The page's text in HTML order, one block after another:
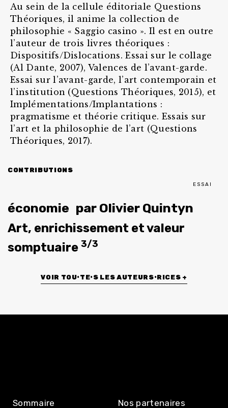
Au sein de la cellule éditoriale Questions
Théoriques, il anime la collection de
philosophie « Saggio casino ». Il est en outre
l’auteur de trois livres théoriques :
Dispositifs/Dislocations. Essai sur le collage
(Al Dante, 2007), Valences de l’avant-garde.
Essai sur l’avant-garde, l’art contemporain et
l’institution (Questions Théoriques, 2015), et
Implémentations/Implantations :
pragmatisme et théorie critique. Essais sur
l’art et la philosophie de l’art (Questions
Théoriques, 2017).
CONTRIBUTIONS
ESSAI
économie par Olivier Quintyn
Art, enrichissement et valeur
somptuaire 3/3
VOIR TOU•TE•S LES AUTEURS•RICES +
Sommaire Nos partenaires